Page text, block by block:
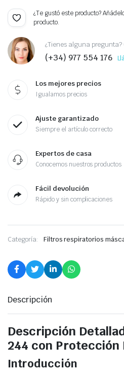
¿Te gustó este producto?
producto.
¿Tienes alguna
(+34) 977 554 176
Los mejores precios
Igualamos precios
Ajuste garantizado
Siempre el artículo correcto
Expertos de casa
Conocemos nuestros productos
Fácil devolución
Rápido y sin complicaciones
Categoría: Filtros respiratorios
Descripción
Descripción
244 con Protección
Introducción